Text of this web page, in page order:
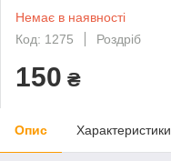
Немає в наявності
Код: 1275
Роздріб
150 ₴
Опис Характеристики